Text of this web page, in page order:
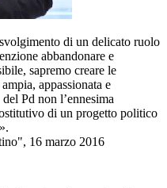
di un delicato ruolo
abbandonare e
sapremo creare le
appassionata e
Pd non l’ennesima
di un progetto politico
16 marzo 2016